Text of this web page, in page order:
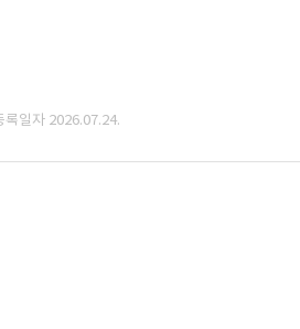
록일자 2026.07.24.